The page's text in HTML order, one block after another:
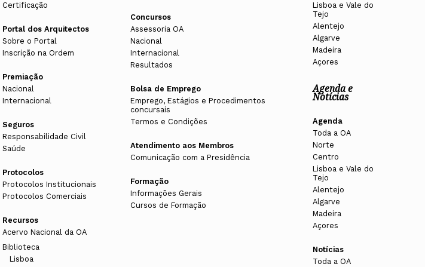
Certificação
Portal dos Arquitectos
Sobre o Portal
Inscrição na Ordem
Premiação
Nacional
Internacional
Seguros
Responsabilidade Civil
Saúde
Protocolos
Protocolos Institucionais
Protocolos Comerciais
Recursos
Acervo Nacional da OA
Biblioteca
Lisboa
Concursos
Assessoria OA
Nacional
Internacional
Resultados
Bolsa de Emprego
Emprego, Estágios e Procedimentos
concursais
Termos e Condições
Atendimento aos Membros
Comunicação com a Presidência
Formação
Informações Gerais
Cursos de Formação
Lisboa e Vale do
Tejo
Alentejo
Algarve
Madeira
Açores
Agenda e
Notícias
Agenda
Toda a OA
Norte
Centro
Lisboa e Vale do
Tejo
Alentejo
Algarve
Madeira
Açores
Notícias
Toda a OA